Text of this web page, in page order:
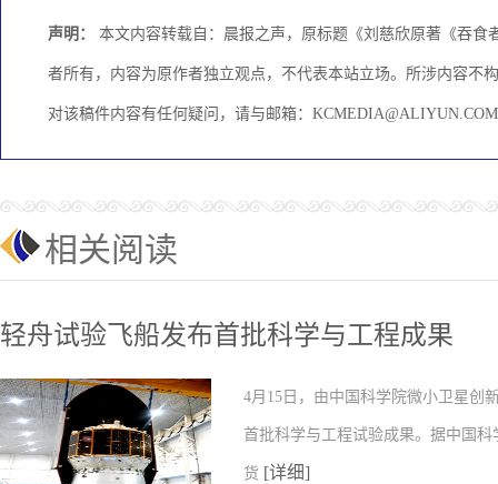
声明： 本文内容转载自：晨报之声，原标题《刘慈欣原著《吞
者所有，内容为原作者独立观点，不代表本站立场。所涉内容不
对该稿件内容有任何疑问，请与邮箱：
相关阅读
轻舟试验飞船发布首批科学与工程成果
4月15日，由中国科学院微小卫星创
首批科学与工程试验成果。据中国
货 [详细]